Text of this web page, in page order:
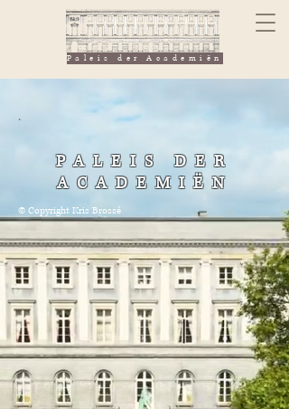
Paleis der Academiën
.
PALEIS DER
ACADEMIËN
© Copyright Kris Brossé